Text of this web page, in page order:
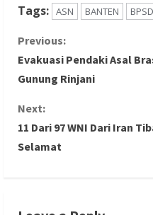
Tags: ASN BANTEN
C
o
n
t
Previous:
Evakuasi Pendaki Asal
Gunung Rinjani
Next:
11 Dari 97 WNI Dari Iran
Selamat